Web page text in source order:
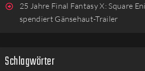
25 Jahre Final Fantasy X: Square
spendiert Gänsehaut-Trailer
Schlagwörter